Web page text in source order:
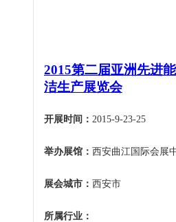
2015第二届亚洲先进
洁生产展览会
开展时间： 2015-9-23-25
举办展馆： 西安曲江国际会展
展会城市： 西安市
所属行业：